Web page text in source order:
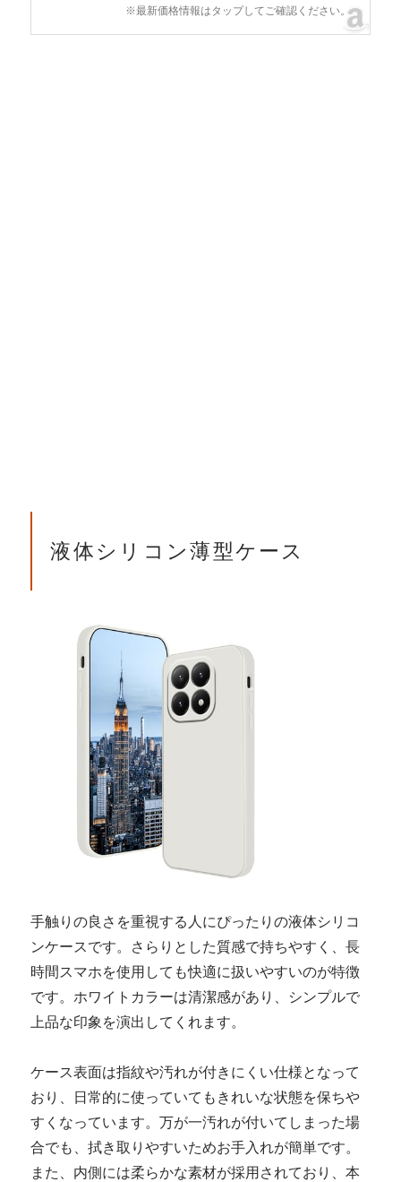
※最新価格情報はタップしてご確認ください。
液体シリコン薄型ケース
手触りの良さを重視する人にぴったりの液体シリコ
ンケースです。さらりとした質感で持ちやすく、長
時間スマホを使用しても快適に扱いやすいのが特徴
です。ホワイトカラーは清潔感があり、シンプルで
上品な印象を演出してくれます。
ケース表面は指紋や汚れが付きにくい仕様となって
おり、日常的に使っていてもきれいな状態を保ちや
すくなっています。万が一汚れが付いてしまった場
合でも、拭き取りやすいためお手入れが簡単です。
また、内側には柔らかな素材が採用されており、本